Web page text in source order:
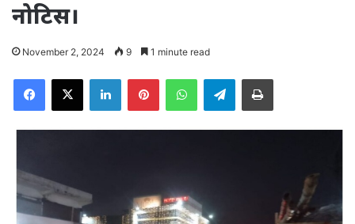
नोटिस।
November 2, 2024 9 1 minute read
Facebook
X LinkedInPinterestWhatsAppTelegramPrint